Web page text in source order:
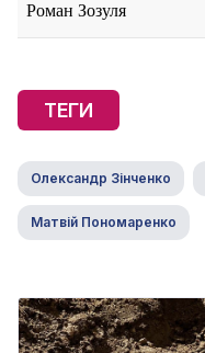
Роман Зозуля
ТЕГИ
Олександр Зінченко
Матвій Пономаренко